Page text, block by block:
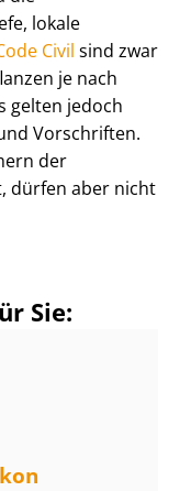
lokale
Civil sind zwar
je nach
gelten jedoch
Vorschriften.
der
dürfen aber nicht
Sie: